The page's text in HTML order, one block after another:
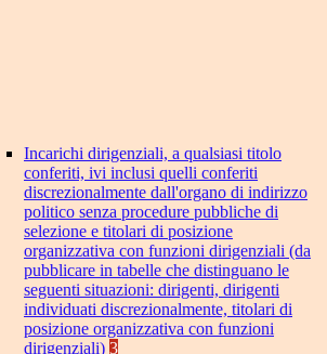
Incarichi dirigenziali, a qualsiasi titolo
conferiti, ivi inclusi quelli conferiti
discrezionalmente dall'organo di indirizzo
politico senza procedure pubbliche di
selezione e titolari di posizione
organizzativa con funzioni dirigenziali (da
pubblicare in tabelle che distinguano le
seguenti situazioni: dirigenti, dirigenti
individuati discrezionalmente, titolari di
posizione organizzativa con funzioni
dirigenziali) 3